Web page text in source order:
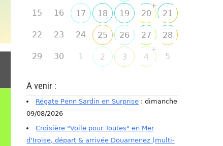
15 16 17 18 19 20
+
21
22 23 24 25 26 27 28
29 30 1 2 3 4
+
5
A venir :
Régate Penn Sardin en Surprise : dimanche
09/08/2026
Croisière "Voile pour Toutes" en Mer
d'Iroise, départ & arrivée Douarnenez (multi-